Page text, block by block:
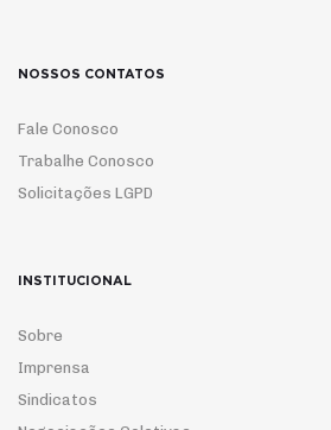
NOSSOS CONTATOS
Fale Conosco
Trabalhe Conosco
Solicitações LGPD
INSTITUCIONAL
Sobre
Imprensa
Sindicatos